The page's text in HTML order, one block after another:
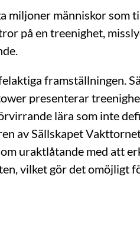
miljoner människor som
på en treenighet,
framställningen.
presenterar
lära som inte
av Sällskapet
uraktlåtande med att
vilket gör det omöjligt